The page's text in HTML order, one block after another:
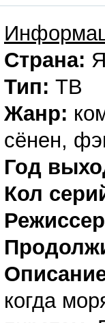
Страна:
Тип: ТВ
Жанр:
сёнен,
Год
Кол
когда